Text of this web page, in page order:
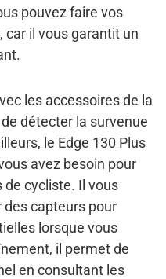
pouvez faire vos
il vous garantit un
les accessoires de la
détecter la survenue
le Edge 130 Plus
avez besoin pour
de cycliste. Il vous
des capteurs pour
lorsque vous
il permet de
en consultant les